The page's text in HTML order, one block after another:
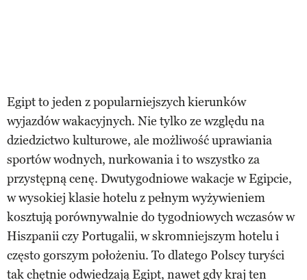
Egipt to jeden z popularniejszych kierunków
wyjazdów wakacyjnych. Nie tylko ze względu na
dziedzictwo kulturowe, ale możliwość uprawiania
sportów wodnych, nurkowania i to wszystko za
przystępną cenę. Dwutygodniowe wakacje w Egipcie,
w wysokiej klasie hotelu z pełnym wyżywieniem
kosztują porównywalnie do tygodniowych wczasów w
Hiszpanii czy Portugalii, w skromniejszym hotelu i
często gorszym położeniu. To dlatego Polscy turyści
tak chętnie odwiedzają Egipt, nawet gdy kraj ten